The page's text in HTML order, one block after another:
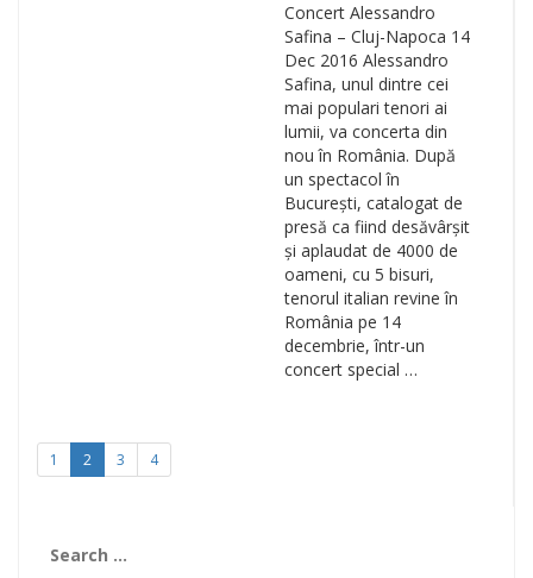
Concert Alessandro
Safina – Cluj-Napoca 14
Dec 2016 Alessandro
Safina, unul dintre cei
mai populari tenori ai
lumii, va concerta din
nou în România. După
un spectacol în
București, catalogat de
presă ca fiind desăvârșit
și aplaudat de 4000 de
oameni, cu 5 bisuri,
tenorul italian revine în
România pe 14
decembrie, într-un
concert special …
1 2 3 4
for: